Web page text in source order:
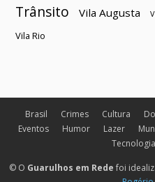
Trânsito Vila Augusta
Vila Rio
Brasil Crimes Cultura
Eventos
Humor Lazer
Tecnologia
© O Guarulhos em Rede foi